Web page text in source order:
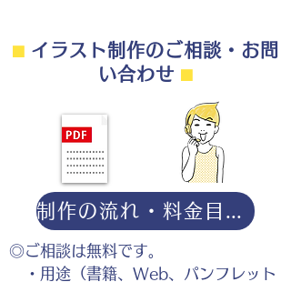
⬛︎イラスト制作のご相談・お問
い合わせ ⬛︎
◎ご相談は無料です。
・用途（書籍、Web、パンフレット